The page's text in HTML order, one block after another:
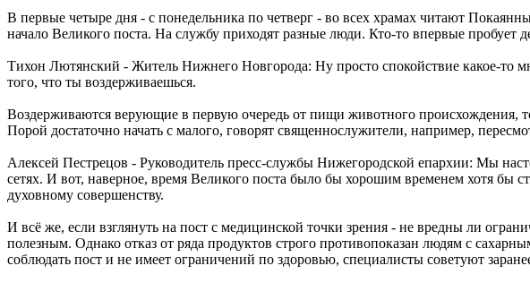
В первые четыре дня - с понедельника по четверг - во всех храмах читают
начало Великого поста. На службу приходят разные люди. Кто-то впервые пробует
Тихон Лютянский - Житель Нижнего Новгорода: Ну просто спокойствие какое-то
того, что ты воздерживаешься.
Воздерживаются верующие в первую очередь от пищи животного происхождения,
Порой достаточно начать с малого, говорят священнослужители, например,
Алексей Пестрецов - Руководитель пресс-службы Нижегородской епархии: Мы
сетях. И вот, наверное, время Великого поста было бы хорошим временем хотя бы
духовному совершенству.
И всё же, если взглянуть на пост с медицинской точки зрения - не вредны ли
полезным. Однако отказ от ряда продуктов строго противопоказан людям с
соблюдать пост и не имеет ограничений по здоровью, специалисты советуют